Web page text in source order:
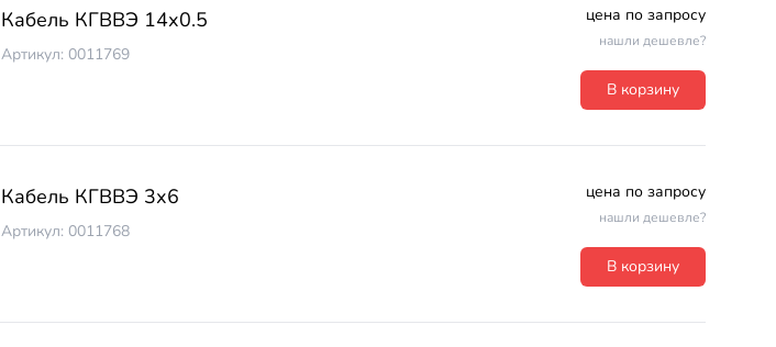
Кабель КГВВЭ 14х0.5
Артикул: 0011769
цена по запросу
нашли дешевле?
В корзину
Кабель КГВВЭ 3х6
Артикул: 0011768
цена по запросу
нашли дешевле?
В корзину